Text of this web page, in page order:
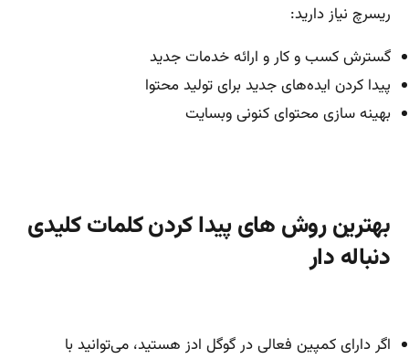
ریسرچ نیاز دارید:
گسترش کسب و کار و ارائه خدمات جدید
پیدا کردن ایده‌های جدید برای تولید محتوا
بهینه سازی محتوای کنونی وبسایت
بهترین روش های پیدا کردن کلمات کلیدی
دنباله دار
اگر دارای کمپین فعالی در گوگل ادز هستید، می‌توانید با